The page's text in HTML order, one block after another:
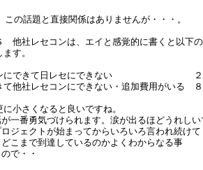
この話題と直接関係はありませんが・・・。
他社レセコンは、エイと感覚的に書くと以下の
す。
できて日レセにできない　　　　　　　　　
他社レセコンにできない・追加費用がいる　
小さくなると良いですね。
一番勇気づけられます。涙が出るほどうれしい
ジェクトが始まってからいろいろ言われ続けて
こまで到達しているのかよくわからなる事
で・・